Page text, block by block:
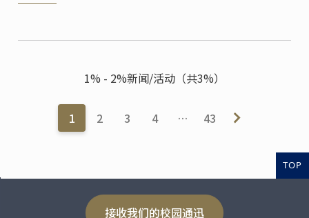
1% - 2%新闻/活动（共3%）
1 2 3 4 … 43
TOP
接收我们的校园通迅